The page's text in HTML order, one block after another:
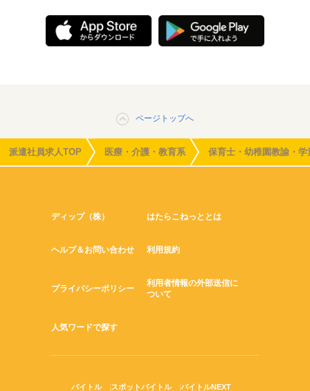
ページトップへ
派遣社員求人TOP 医療・介護・教育系 保育士・幼稚園教諭・学
ディップ（株） はたらこねっととは
ヘルプ＆お問い合わせ 利用規約
プライバシーポリシー
利用者情報の外部送信に
ついて
人気ワードで探す
バイトル スポットバイトル
バイトルNEXT